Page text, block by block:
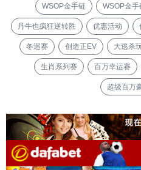
WSOP金手链 WSOP金手
丹牛也疯狂逆转胜 优惠活动
冬巡赛 创造正EV 大逃杀
生肖系列赛 百万幸运赛
超级百万